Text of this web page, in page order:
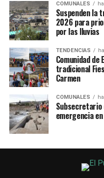
COMUNALES
Suspenden la
2026 para
por las lluvias
TENDENCIAS
Comunidad
tradicional
Carmen
COMUNALES
Subsecretario
emergencia